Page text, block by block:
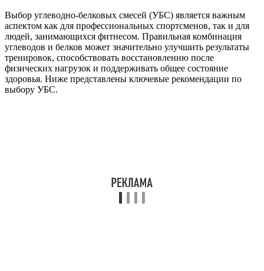
Выбор углеводно-белковых смесей (УБС) является важным
аспектом как для профессиональных спортсменов, так и для
людей, занимающихся фитнесом. Правильная комбинация
углеводов и белков может значительно улучшить результаты
тренировок, способствовать восстановлению после
физических нагрузок и поддерживать общее состояние
здоровья. Ниже представлены ключевые рекомендации по
выбору УБС.